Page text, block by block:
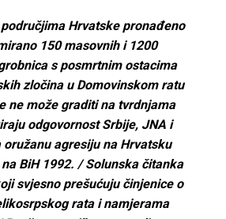
Hrvatske pronađeno
150 masovnih i 1200
s posmrtnim ostacima
zločina u Domovinskom ratu
ne može graditi na tvrdnjama
odgovornost Srbije, JNA i
oružanu agresiju na Hrvatsku
BiH 1992. / Solunska čitanka
svjesno prešućuju činjenice o
rata i namjerama